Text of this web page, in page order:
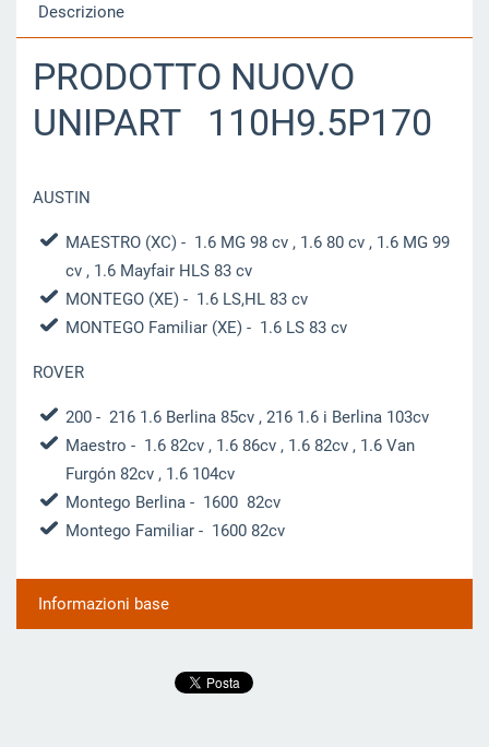
Descrizione
PRODOTTO NUOVO
UNIPART 110H9.5P170
AUSTIN
MAESTRO (XC)- 1.6 MG 98 cv , 1.6 80 cv , 1.6 MG 99
cv , 1.6 Mayfair HLS 83 cv
MONTEGO (XE)- 1.6 LS,HL 83 cv
MONTEGO Familiar (XE)- 1.6 LS 83 cv
ROVER
200- 216 1.6 Berlina 85cv , 216 1.6 i Berlina 103cv
Maestro - 1.6 82cv , 1.6 86cv , 1.6 82cv , 1.6 Van
Furgón 82cv , 1.6 104cv
Montego Berlina - 1600 82cv
Montego Familiar- 1600 82cv
Informazioni base